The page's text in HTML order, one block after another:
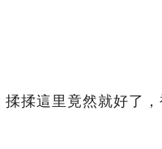
揉這里竟然就好了，